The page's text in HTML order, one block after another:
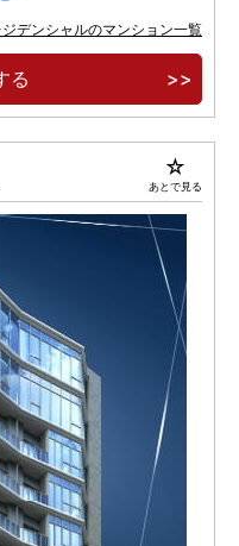
から望む開放的な眺
以上の空間性能
デンシャルのマンション一覧
る
あとで見る